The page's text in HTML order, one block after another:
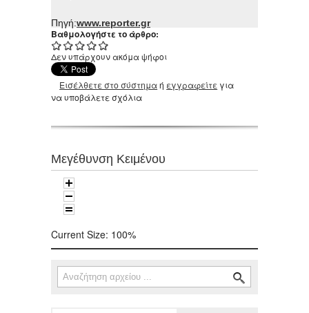
Πηγή:www.reporter.gr
Βαθμολογήστε το άρθρο:
Δεν υπάρχουν ακόμα ψήφοι
Εισέλθετε στο σύστημαή εγγραφείτε για
να υποβάλετε σχόλια
Μεγέθυνση Κειμένου
Current Size: 100%
Φόρμα αναζήτησης
Αναζήτηση